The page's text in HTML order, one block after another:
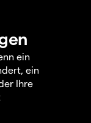
ein
ein
Ihre